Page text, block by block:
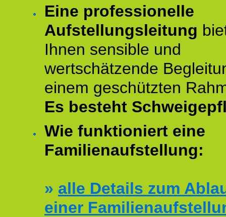
Eine professionelle
Aufstellungsleitung
Ihnen sensible und
wertschätzende
einem geschützten
Es besteht
Wie funktioniert eine
Familienaufstellung:
» alle Details zum
einer